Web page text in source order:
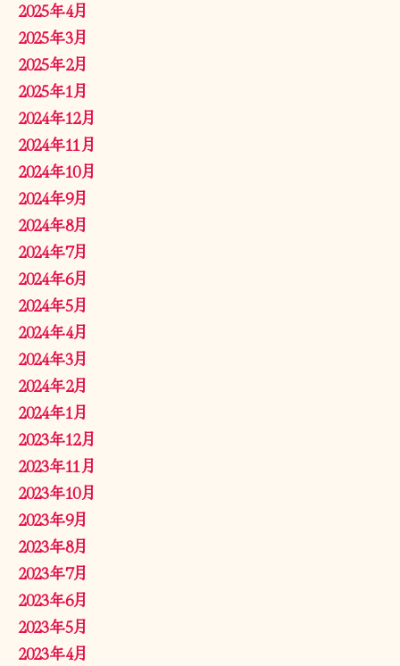
2025年4月
2025年3月
2025年2月
2025年1月
2024年12月
2024年11月
2024年10月
2024年9月
2024年8月
2024年7月
2024年6月
2024年5月
2024年4月
2024年3月
2024年2月
2024年1月
2023年12月
2023年11月
2023年10月
2023年9月
2023年8月
2023年7月
2023年6月
2023年5月
2023年4月